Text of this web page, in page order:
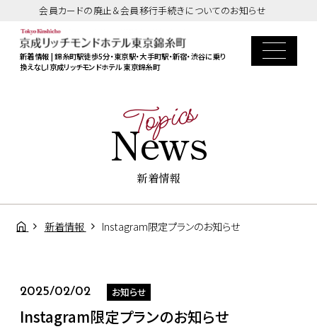
会員カードの廃止＆会員移行手続きについてのお知らせ
新着情報 | 錦糸町駅徒歩5分・東京駅・大手町駅・新宿・渋谷に乗り
換えなし!京成リッチモンドホテル 東京錦糸町
News
Topics
新着情報
新着情報 Instagram限定プランのお知らせ
2025/02/02 お知らせ
Instagram限定プランのお知らせ